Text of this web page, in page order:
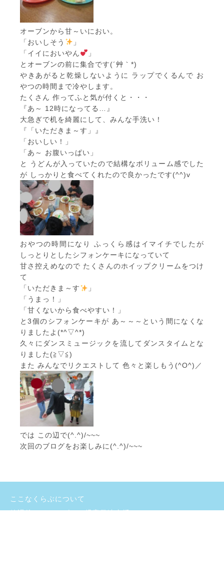
オーブンから甘～いにおい。
「おいしそう
」
「イイにおいやん
」
とオーブンの前に集合です(´艸｀*)
やきあがると乾燥しないように ラップでくるんで お
やつの時間まで冷やします。
たくさん 作ってふと気が付くと・・・
『あ～ 12時になってる…』
大急ぎで机を綺麗にして、みんな手洗い！
『「いただきま～す」』
「おいしい！」
「あ～ お腹いっぱい」
と うどんが入っていたので結構なボリューム感でした
が しっかりと食べてくれたので良かったです(^^)v
おやつの時間になり ふっくら感はイマイチでしたが
しっとりとしたシフォンケーキになっていて
甘さ控えめなので たくさんのホイップクリームをつけ
て
「いただきま～す
」
「うまっ！」
「甘くないから食べやすい！」
と3個のシフォンケーキが あ～～～という間になくな
りましたよ(*^▽^*)
久々にダンスミュージックを流してダンスタイムとな
りました(≧▽≦)
また みんなでリクエストして 色々と楽しもう(^O^)／
では この辺で(^.^)/~~~
次回のブログをお楽しみに(^.^)/~~~
ここなくらぶについて
放課後デイサービス・児童発達支援